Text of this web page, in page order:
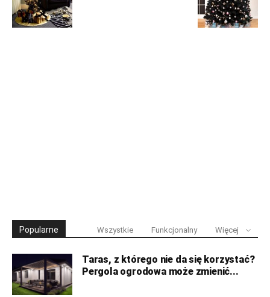
Popularne Wszystkie Funkcjonalny Więcej
Taras, z którego nie da się korzystać?
Pergola ogrodowa może zmienić...